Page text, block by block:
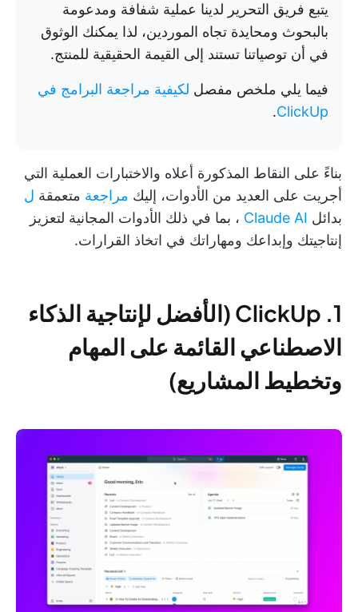
يتبع فريق التحرير لدينا عملية شفافة ومدعومة
بالبحوث ومحايدة تجاه الموردين، لذا يمكنك الوثوق
في أن توصياتنا تستند إلى القيمة الحقيقية للمنتج.
فيما يلي ملخص مفصل لكيفية مراجعة البرامج في
ClickUp
.
بناءً على النقاط المذكورة أعلاه والاختبارات العملية التي
أجريت على العديد من الأدوات، إليك مراجعة متعمقة ل
بدائل Claude AI ، بما في ذلك الأدوات المجانية لتعزيز
إنتاجيتك وإبداعك ومهاراتك في اتخاذ القرارات.
1. ClickUp (الأفضل لإنتاجية الذكاء
الاصطناعي القائمة على المهام
وتخطيط المشاريع)